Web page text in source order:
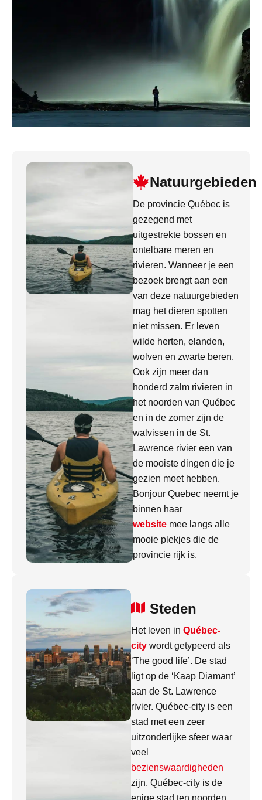
Natuurgebieden
De provincie Québec is
gezegend met
uitgestrekte bossen en
ontelbare meren en
rivieren. Wanneer je een
bezoek brengt aan een
van deze natuurgebieden
mag het dieren spotten
niet missen. Er leven
wilde herten, elanden,
wolven en zwarte beren.
Ook zijn meer dan
honderd zalm rivieren in
het noorden van Québec
en in de zomer zijn de
walvissen in de St.
Lawrence rivier een van
de mooiste dingen die je
gezien moet hebben.
Bonjour Quebec neemt je
binnen haar
websitemee langs alle
mooie plekjes die de
provincie rijk is.
Steden
Het leven in Québec-
city wordt getypeerd als
‘The good life’. De stad
ligt op de ‘Kaap Diamant’
aan de St. Lawrence
rivier. Québec-city is een
stad met een zeer
uitzonderlijke sfeer waar
veel
bezienswaardigheden
zijn. Québec-city is de
enige stad ten noorden